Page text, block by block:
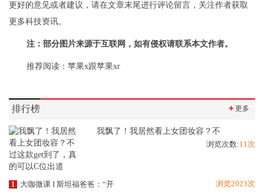
更好的意见或者建议，请在文章末尾进行评论留言，关注作者获取
更多科技资讯。
注：部分图片来源于互联网，如有侵权请联系本文作者。
推荐阅读： 苹果x跟苹果xr
排行榜 ＋更多
我飘了！我居然看上女团妆容？不
浏览次数:11次
1 大咖微课 I 斯坦福爸爸：“开 浏览2023次